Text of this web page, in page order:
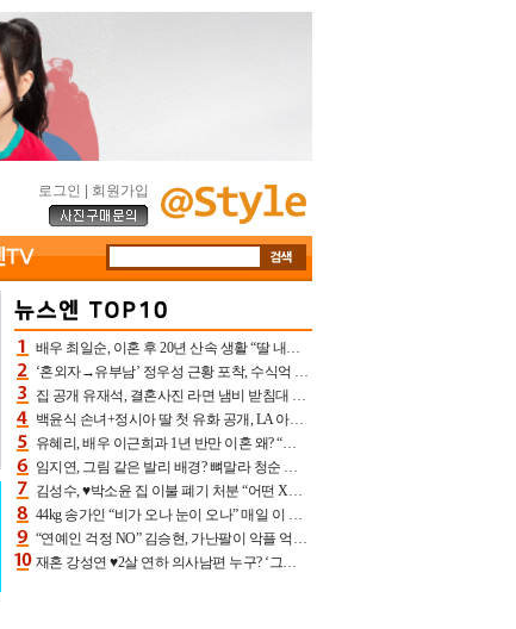
로그인 회원가입
배우 최일순, 이혼 후 20년 산속 생활 “딸 내가 버렸다고 원망‥맘 아파”(특종)[어제TV]
‘혼외자→유부남’ 정우성 근황 포착, 수식억 해킹 피해 후배 만났다 “존경하는”
집 공개 유재석, 결혼사진 라면 냄비 받침대 되고 분노‥가족사진도 피해(놀뭐)[어제TV]
백윤식 손녀+정시아 딸 첫 유화 공개, LA 아트쇼→서울국제조각페스타 작가다운 수준급 실력
유혜리, 배우 이근희과 1년 반만 이혼 왜? “식칼 꽂고 의자 던져” 충격 폭로(특종)[어제TV]
임지연, 그림 같은 발리 배경? 뼈말라 청순 비키니 핏에 상대 안 되네
김성수, ♥박소윤 집 이불 폐기 처분 “어떤 X이랑 썼을지 몰라” 질투(신랑수업2)[어제TV]
44kg 송가인 “비가 오나 눈이 오나” 매일 이 운동, 허벅지 근육량 상승+체지방 감소
“연예인 걱정 NO” 김승현, 가난팔이 악플 억울할만‥아내+딸과 日 여행
재혼 강성연 ♥2살 연하 의사남편 누구? ‘그알’ 자문의에 훈남 비주얼 초엘리트 스펙 [종합]